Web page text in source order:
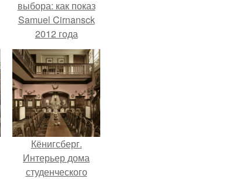
выбора: как показ
Samuel Cirnansck
2012 года
превратил подиум
в манифест против
принуждения.
Кёнигсберг.
Интерьер дома
студенческого